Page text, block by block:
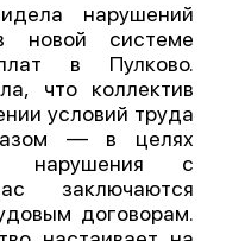
нарушений
новой системе
в Пулково.
что коллектив
условий труда
— в целях
нарушения с
заключаются
договорам.